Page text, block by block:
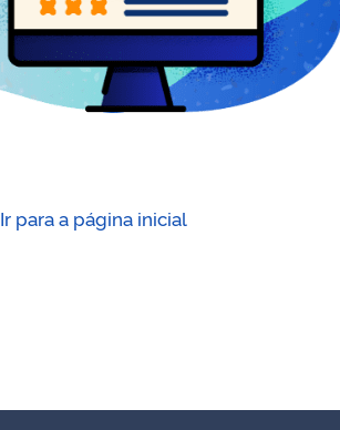
Ir para a página inicial